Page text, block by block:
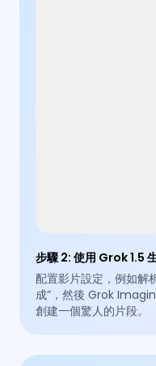
步驟 2:使用 Grok 1.5
配置影片設定，例如解
成”，然後 Grok
創建一個驚人的片段。